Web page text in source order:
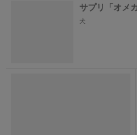
サプリ「オメ
犬